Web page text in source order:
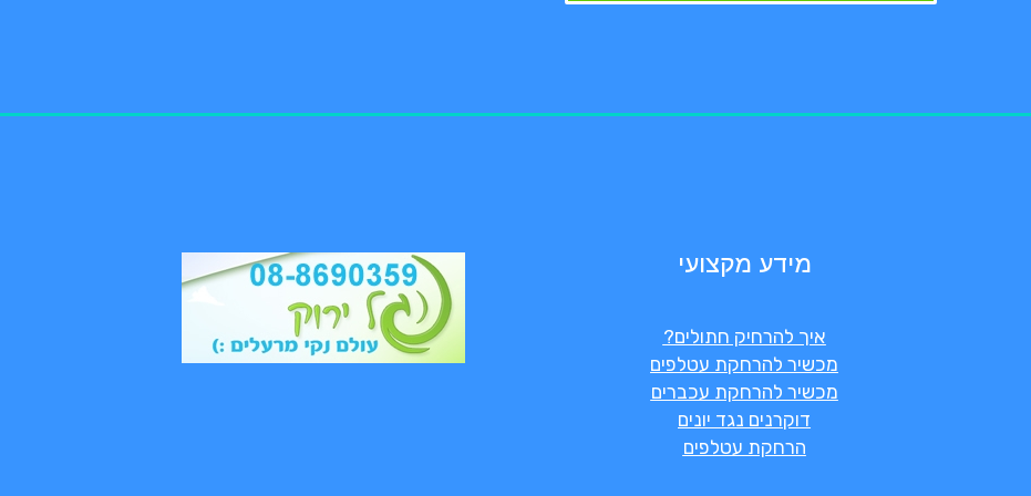
מידע מקצועי
איך להרחיק חתולים?
מכשיר להרחקת עטלפים
מכשיר להרחקת עכברים
דוקרנים נגד יונים
הרחקת עטלפים